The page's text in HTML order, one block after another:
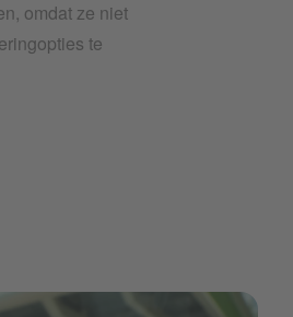
omdat ze niet
te